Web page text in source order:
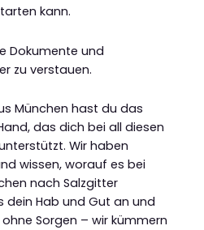
kann.
Dokumente und
zu verstauen.
München hast du das
das dich bei all diesen
Wir haben
wissen, worauf es bei
nach Salzgitter
dein Hab und Gut an und
Sorgen – wir kümmern